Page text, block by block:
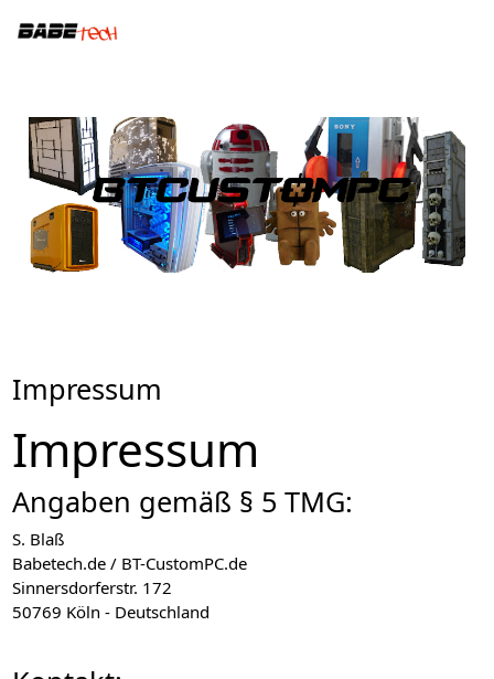
Impressum
Impressum
Angaben gemäß § 5 TMG:
S. Blaß
Babetech.de / BT-CustomPC.de
Sinnersdorferstr. 172
50769 Köln - Deutschland